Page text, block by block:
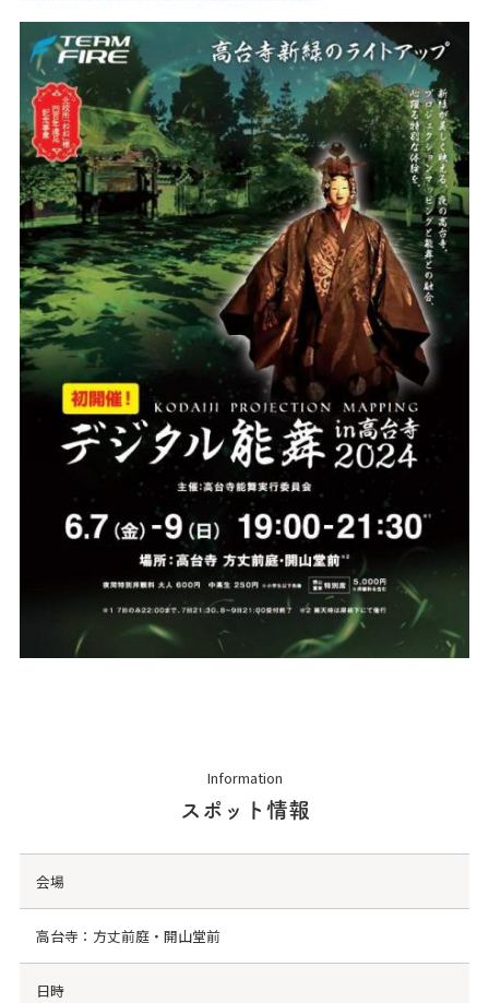
Information
スポット情報
会場
高台寺：方丈前庭・開山堂前
日時